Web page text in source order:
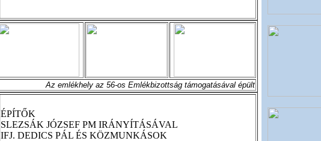
Az emlékhely az 56-os Emlékbizottság támogatásával épült
ÉPÍTŐK
SLEZSÁK JÓZSEF PM IRÁNYÍTÁSÁVAL
IFJ. DEDICS PÁL ÉS KÖZMUNKÁSOK